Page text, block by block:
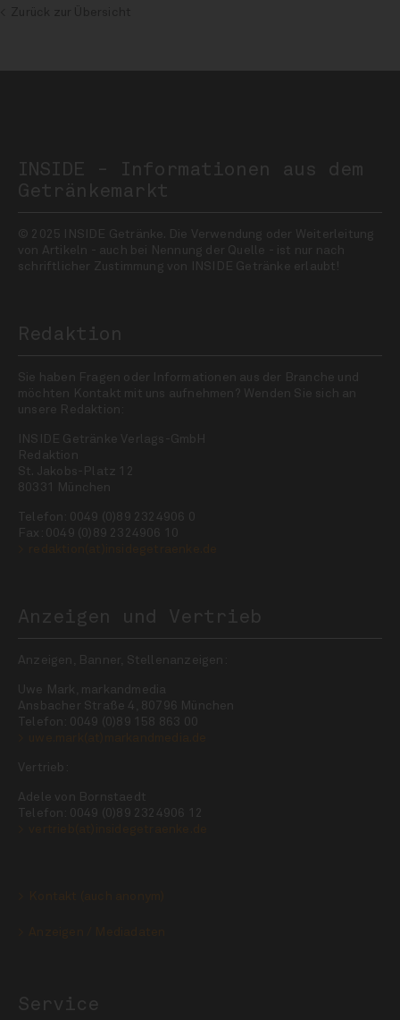
INSIDE - Informationen aus dem
Getränkemarkt
© 2025 INSIDE Getränke. Die Verwendung oder Weiterleitung
von Artikeln - auch bei Nennung der Quelle - ist nur nach
schriftlicher Zustimmung von INSIDE Getränke erlaubt!
Redaktion
Sie haben Fragen oder Informationen aus der Branche und
möchten Kontakt mit uns aufnehmen? Wenden Sie sich an
unsere Redaktion:
INSIDE Getränke Verlags-GmbH
Redaktion
St. Jakobs-Platz 12
80331 München
Telefon: 0049 (0)89 2324906 0
Fax: 0049 (0)89 2324906 10
Anzeigen und Vertrieb
Anzeigen, Banner, Stellenanzeigen:
Uwe Mark, markandmedia
Ansbacher Straße 4, 80796 München
Telefon: 0049 (0)89 158 863 00
Vertrieb:
Adele von Bornstaedt
Telefon: 0049 (0)89 2324906 12
Service